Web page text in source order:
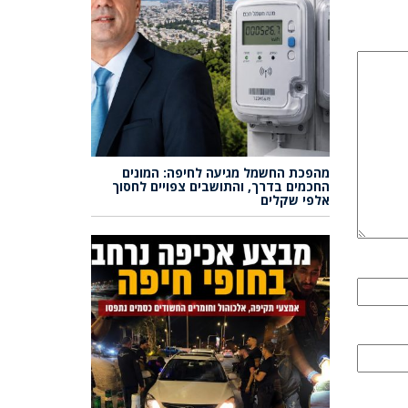
מהפכת החשמל מגיעה לחיפה: המונים
החכמים בדרך, והתושבים צפויים לחסוך
אלפי שקלים